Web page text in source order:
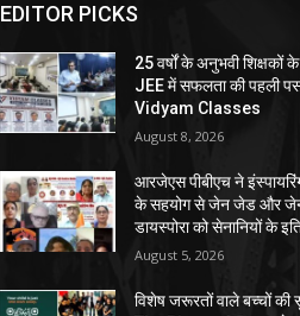
EDITOR PICKS
25 वर्षों के अनुभवी शिक्षकों
JEE में सफलता की पहली
Vidyam Classes
August 8, 2026
आरजेएस पीबीएच ने
के सहयोग से जेन जेड और
डायस्पोरा को सेनानियों के
August 5, 2026
विशेष जरूरतों वाले बच्चों की